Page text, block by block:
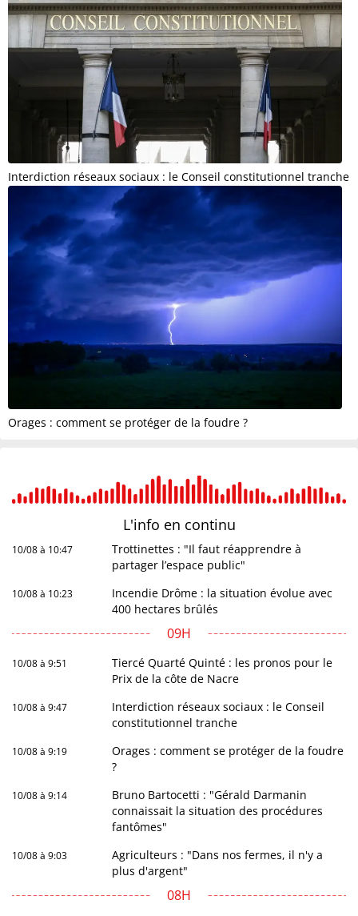
Interdiction réseaux sociaux : le Conseil constitutionnel tranche
Orages : comment se protéger de la foudre ?
L'info en continu
10/08 à 10:47
Trottinettes : "Il faut réapprendre à
partager l’espace public"
10/08 à 10:23
Incendie Drôme : la situation évolue avec
400 hectares brûlés
09H
10/08 à 9:51
Tiercé Quarté Quinté : les pronos pour le
Prix de la côte de Nacre
10/08 à 9:47
Interdiction réseaux sociaux : le Conseil
constitutionnel tranche
10/08 à 9:19
Orages : comment se protéger de la foudre
?
10/08 à 9:14
Bruno Bartocetti : "Gérald Darmanin
connaissait la situation des procédures
fantômes"
10/08 à 9:03
Agriculteurs : "Dans nos fermes, il n'y a
plus d'argent"
08H